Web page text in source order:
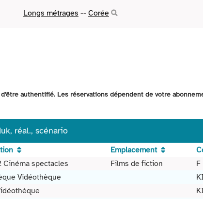
Longs métrages -- Corée
authentifié. Les réservations dépendent de votre
réal., scénario
Emplacement
Cinéma spectacles Films de fiction F
Vidéothèque